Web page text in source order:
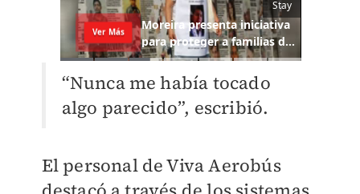
“Nunca me había tocado
algo parecido”, escribió.
El personal de Viva Aerobús